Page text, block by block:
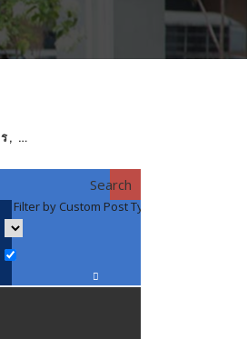
, …
Search
Filter by Custom Post Type